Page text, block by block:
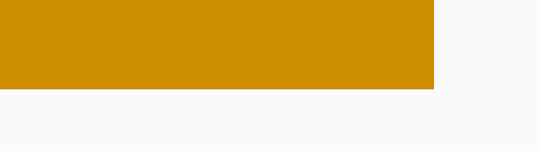
Googleレビュー